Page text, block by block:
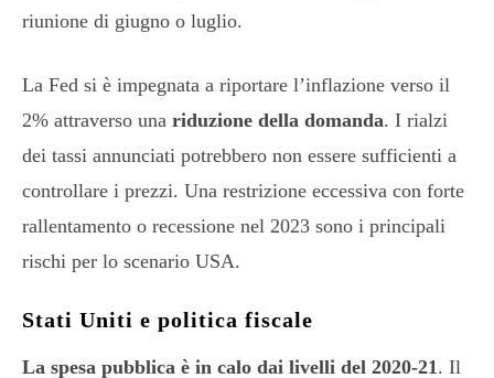
riunione di giugno o luglio.
La Fed si è impegnata a riportare l’inflazione verso il
2% attraverso una riduzione della domanda. I rialzi
dei tassi annunciati potrebbero non essere sufficienti a
controllare i prezzi. Una restrizione eccessiva con forte
rallentamento o recessione nel 2023 sono i principali
rischi per lo scenario USA.
Stati Uniti e politica fiscale
La spesa pubblica è in calo dai livelli del 2020-21 . Il